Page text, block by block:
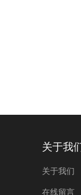
关于我
关于我们
在线留言